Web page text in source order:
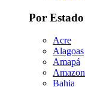
Por Estado
Acre
Alagoas
Amapá
Bahia